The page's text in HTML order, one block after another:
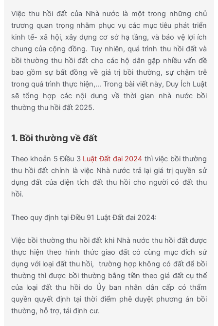
Việc thu hồi đất của Nhà nước là một trong những chủ
trương quan trọng nhằm phục vụ các mục tiêu phát triển
kinh tế- xã hội, xây dựng cơ sở hạ tầng, và bảo vệ lợi ích
chung của cộng đồng. Tuy nhiên, quá trình thu hồi đất và
bồi thường thu hồi đất cho các hộ dân gặp nhiều vấn đề
bao gồm sự bất đồng về giá trị bồi thường, sự chậm trễ
trong quá trình thực hiện,… Trong bài viết này, Duy Ích Luật
sẽ tổng hợp các nội dung về thời gian nhà nước bồi
thường thu hồi đất 2025.
1. Bồi thường về đất
Theo khoản 5 Điều 3 Luật Đất đai 2024 thì việc bồi thường
thu hồi đất chính là việc Nhà nước trả lại giá trị quyền sử
dụng đất của diện tích đất thu hồi cho người có đất thu
hồi.
Theo quy định tại Điều 91 Luật Đất đai 2024:
Việc bồi thường thu hồi đất khi Nhà nước thu hồi đất được
thực hiện theo hình thức giao đất có cùng mục đích sử
dụng với loại đất thu hồi, trường hợp không có đất để bồi
thường thì được bồi thường bằng tiền theo giá đất cụ thể
của loại đấtthu hồi do Ủy ban nhân dân cấp có thẩm
quyền quyết định tại thời điểm phê duyệt phương án bồi
thường, hỗ trợ, tái định cư.